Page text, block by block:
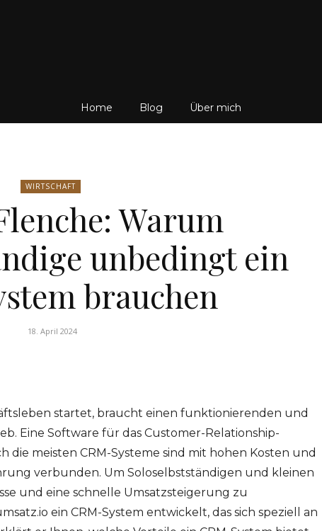
Home Blog Über mich
WIRTSCHAFT
Warum
unbedingt ein
brauchen
18. April 2024
startet, braucht einen funktionierenden und
Eine Software für das Customer-Relationship-
die meisten CRM-Systeme sind mit hohen Kosten und
verbunden. Um Soloselbstständigen und kleinen
und eine schnelle Umsatzsteigerung zu
ein CRM-System entwickelt, das sich speziell an